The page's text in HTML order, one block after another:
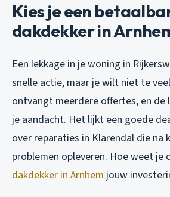
Kies je een
dakdekker in
Een lekkage in je woning in
snelle actie, maar je wilt niet te
ontvangt meerdere offertes, en de
je aandacht. Het lijkt een goede
over reparaties in Klarendal die na
problemen opleveren. Hoe weet je
dakdekker in Arnhem jouw